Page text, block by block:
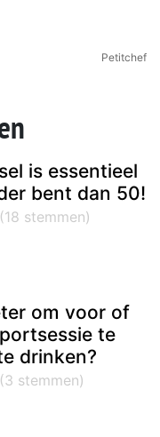
Petitchef
is essentieel
bent dan 50!
om voor of
te
drinken?